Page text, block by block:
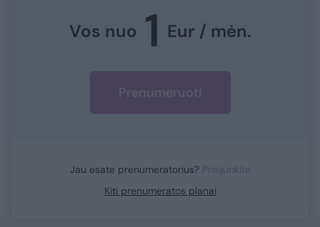
Vos nuo 1 Eur / mėn.
Prenumeruoti
Jau esate prenumeratorius? Prisijunkite
Kiti prenumeratos planai